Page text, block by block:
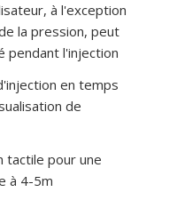
à l'exception
la pression, peut
pendant l'injection
en temps
de
tactile pour une
à 4-5m